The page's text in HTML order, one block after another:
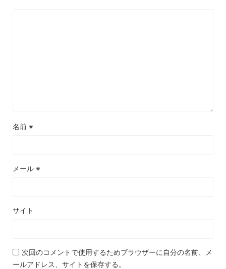
名前 ※
メール ※
サイト
次回のコメントで使用するためブラウザーに自分の名前、メ
ールアドレス、サイトを保存する。